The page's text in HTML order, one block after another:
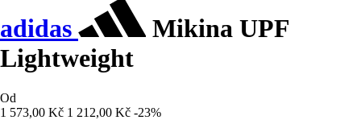
adidas
Mikina UPF
Lightweight
Od
1 573,00 Kč 1 212,00 Kč -23%